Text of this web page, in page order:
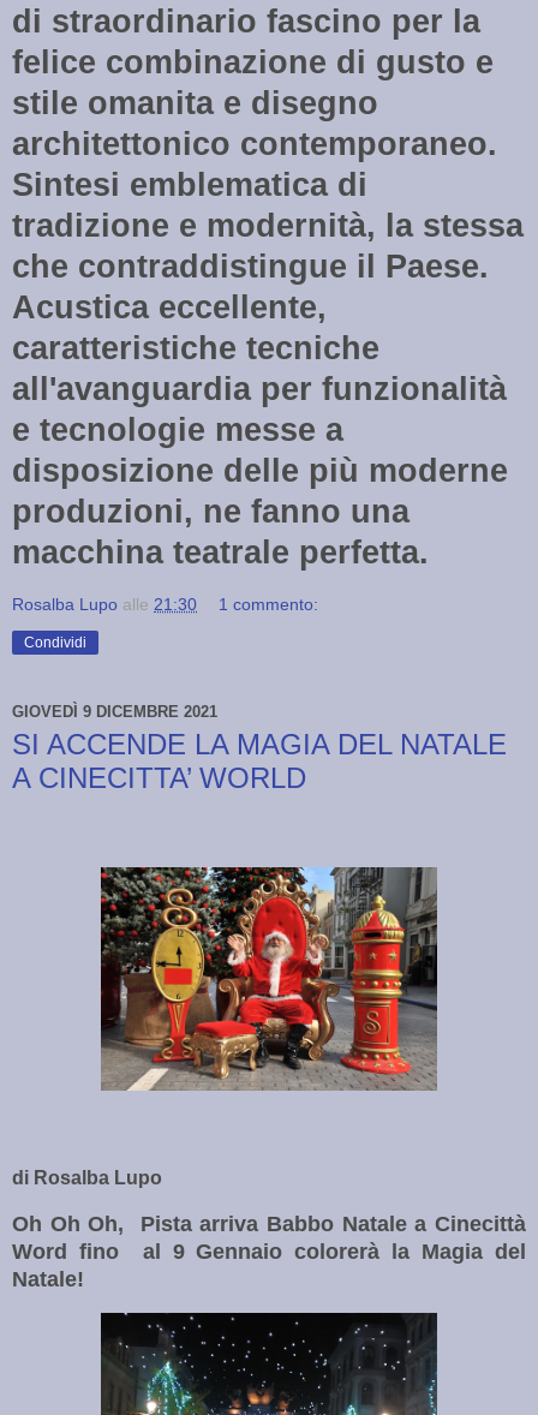
di straordinario fascino per la
felice combinazione di gusto e
stile omanita e disegno
architettonico contemporaneo.
Sintesi emblematica di
tradizione e modernità, la stessa
che contraddistingue il Paese.
Acustica eccellente,
caratteristiche tecniche
all'avanguardia per funzionalità
e tecnologie messe a
disposizione delle più moderne
produzioni, ne fanno una
macchina teatrale perfetta.
Rosalba Lupo alle 21:30 1 commento:
Condividi
GIOVEDÌ 9 DICEMBRE 2021
SI ACCENDE LA MAGIA DEL NATALE
A CINECITTA’ WORLD
di Rosalba Lupo
Oh Oh Oh, Pista arriva Babbo Natale a Cinecittà
Word fino al 9 Gennaio colorerà la Magia del
Natale!